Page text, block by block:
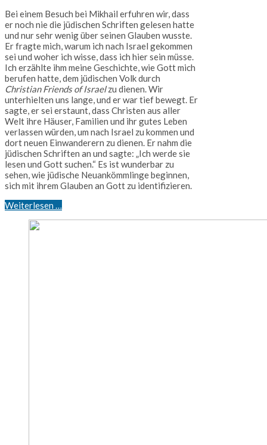
Bei einem Besuch bei Mikhail erfuhren wir, dass
er noch nie die jüdischen Schriften gelesen hatte
und nur sehr wenig über seinen Glauben wusste.
Er fragte mich, warum ich nach Israel gekommen
sei und woher ich wisse, dass ich hier sein müsse.
Ich erzählte ihm meine Geschichte, wie Gott mich
berufen hatte, dem jüdischen Volk durch
Christian Friends of Israelzu dienen. Wir
unterhielten uns lange, und er war tief bewegt. Er
sagte, er sei erstaunt, dass Christen aus aller
Welt ihre Häuser, Familien und ihr gutes Leben
verlassen würden, um nach Israel zu kommen und
dort neuen Einwanderern zu dienen. Er nahm die
jüdischen Schriften an und sagte: „Ich werde sie
lesen und Gott suchen.“ Es ist wunderbar zu
sehen, wie jüdische Neuankömmlinge beginnen,
sich mit ihrem Glauben an Gott zu identifizieren.
Weiterlesen …